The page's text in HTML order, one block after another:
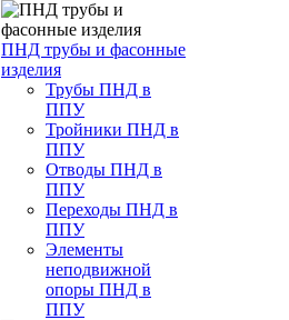
ПНД трубы и фасонные
изделия
Трубы ПНД в
ППУ
Тройники ПНД в
ППУ
Отводы ПНД в
ППУ
Переходы ПНД в
ППУ
Элементы
неподвижной
опоры ПНД в
ППУ